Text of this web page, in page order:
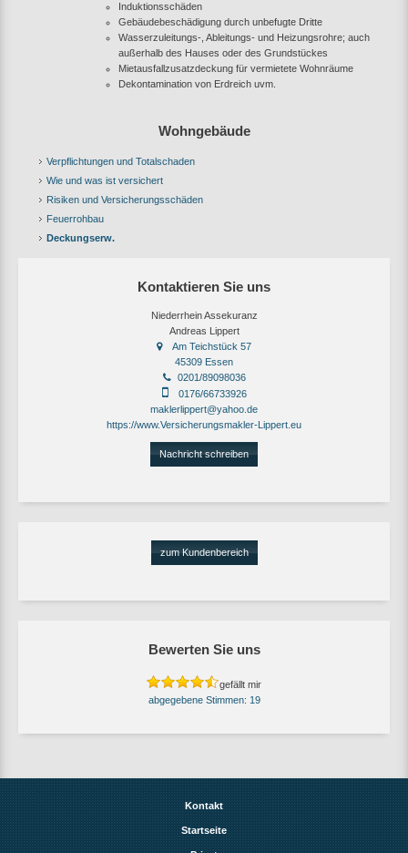
Wohngebäude
Verpflichtungen und Totalschaden
Wie und was ist versichert
Risiken und Versicherungsschäden
Feuerrohbau
Deckungserw.
Kontaktieren Sie uns
Niederrhein Assekuranz
Andreas Lippert
Am Teichstück 57
45309 Essen
0201/89098036
0176/66733926
maklerlippert@yahoo.de
https://www.Versicherungsmakler-Lippert.eu
Nachricht schreiben
zum Kundenbereich
Bewerten Sie uns
gefällt mir
19
Induktionsschäden
Gebäudebeschädigung durch unbefugte Dritte
Wasserzuleitungs-, Ableitungs- und Heizungsrohre; auch
außerhalb des Hauses oder des Grundstückes
Mietausfallzusatzdeckung für vermietete Wohnräume
Dekontamination von Erdreich uvm.
Kontakt
Startseite